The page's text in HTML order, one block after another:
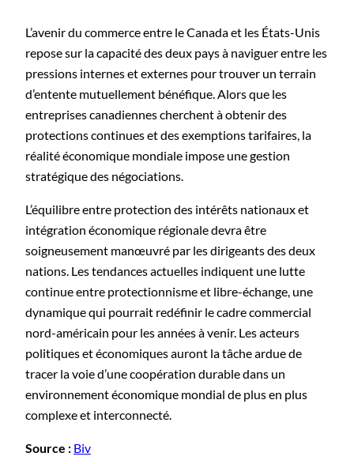
L’avenir du commerce entre le Canada et les États-Unis
repose sur la capacité des deux pays à naviguer entre les
pressions internes et externes pour trouver un terrain
d’entente mutuellement bénéfique. Alors que les
entreprises canadiennes cherchent à obtenir des
protections continues et des exemptions tarifaires, la
réalité économique mondiale impose une gestion
stratégique des négociations.
L’équilibre entre protection des intérêts nationaux et
intégration économique régionale devra être
soigneusement manœuvré par les dirigeants des deux
nations. Les tendances actuelles indiquent une lutte
continue entre protectionnisme et libre-échange, une
dynamique qui pourrait redéfinir le cadre commercial
nord-américain pour les années à venir. Les acteurs
politiques et économiques auront la tâche ardue de
tracer la voie d’une coopération durable dans un
environnement économique mondial de plus en plus
complexe et interconnecté.
Source : Biv